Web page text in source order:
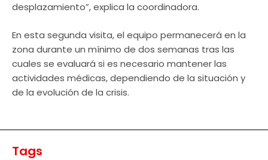
desplazamiento”, explica la coordinadora.
En esta segunda visita, el equipo permanecerá en la
zona durante un mínimo de dos semanas tras las
cuales se evaluará si es necesario mantener las
actividades médicas, dependiendo de la situación y
de la evolución de la crisis.
Tags